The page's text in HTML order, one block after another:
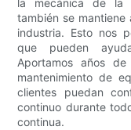
la mecánica de la
también se
industria. Esto nos
que pueden
Aportamos años
mantenimiento de
clientes puedan
continuo durante
continua.